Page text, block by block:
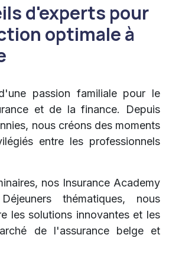
d'experts pour
optimale à
passion familiale pour le
et de la finance. Depuis
nous créons des moments
entre les professionnels
nos Insurance Academy
thématiques, nous
les solutions innovantes et les
de l'assurance belge et